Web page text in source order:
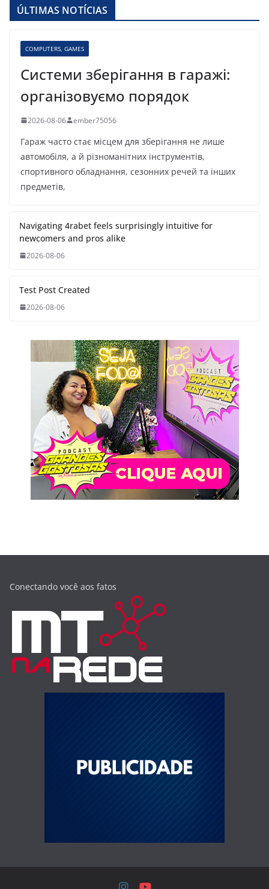
ÚLTIMAS NOTÍCIAS
COMPUTERS, GAMES
Системи зберігання в гаражі:
організовуємо порядок
2026-08-06 ember75056
Гараж часто стає місцем для зберігання не лише
автомобіля, а й різноманітних інструментів,
спортивного обладнання, сезонних речей та інших
предметів,
Navigating 4rabet feels surprisingly intuitive for
newcomers and pros alike
2026-08-06
Test Post Created
2026-08-06
Conectando você aos fatos